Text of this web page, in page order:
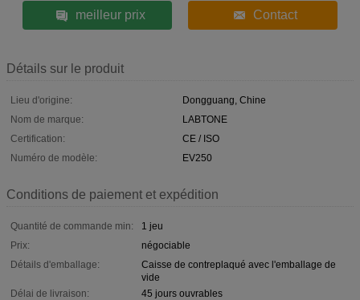
meilleur prix Contact
Détails sur le produit
Lieu d'origine:
Dongguang, Chine
Nom de marque:
LABTONE
Certification:
CE / ISO
Numéro de modèle:
EV250
Conditions de paiement et expédition
Quantité de commande min:
1 jeu
Prix:
négociable
Détails d'emballage:
Caisse de contreplaqué avec l'emballage de
vide
Délai de livraison:
45 jours ouvrables